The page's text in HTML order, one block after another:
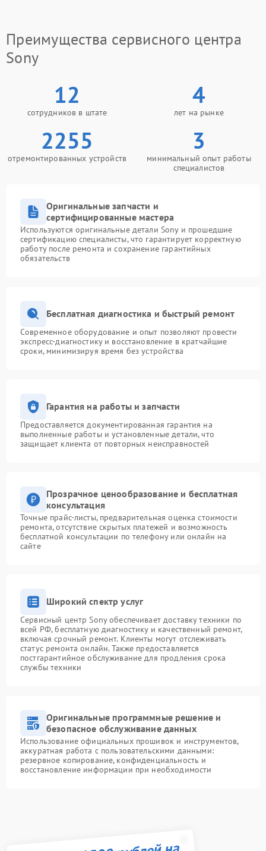
Преимущества сервисного центра
Sony
12
сотрудников в штате
4
лет на рынке
2255
отремонтированных устройств
3
минимальный опыт работы
специалистов
Оригинальные запчасти и
сертифицированные мастера
Используются оригинальные детали Sony и прошедшие
сертификацию специалисты, что гарантирует корректную
работу после ремонта и сохранение гарантийных
обязательств
Бесплатная диагностика и быстрый ремонт
Современное оборудование и опыт позволяют провести
экспресс-диагностику и восстановление в кратчайшие
сроки, минимизируя время без устройства
Гарантия на работы и запчасти
Предоставляется документированная гарантия на
выполненные работы и установленные детали, что
защищает клиента от повторных неисправностей
Прозрачное ценообразование и бесплатная
консультация
Точные прайс-листы, предварительная оценка стоимости
ремонта, отсутствие скрытых платежей и возможность
бесплатной консультации по телефону или онлайн на
сайте
Широкий спектр услуг
Сервисный центр Sony обеспечивает доставку техники по
всей РФ, бесплатную диагностику и качественный ремонт,
включая срочный ремонт. Клиенты могут отслеживать
статус ремонта онлайн. Также предоставляется
постгарантийное обслуживание для продления срока
службы техники
Оригинальные программные решение и
безопасное обслуживание данных
Использование официальных прошивок и инструментов,
аккуратная работа с пользовательскими данными:
резервное копирование, конфиденциальность и
восстановление информации при необходимости